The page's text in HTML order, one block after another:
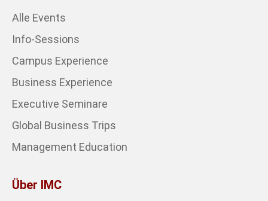
Alle Events
Info-Sessions
Campus Experience
Business Experience
Executive Seminare
Global Business Trips
Management Education
Über IMC